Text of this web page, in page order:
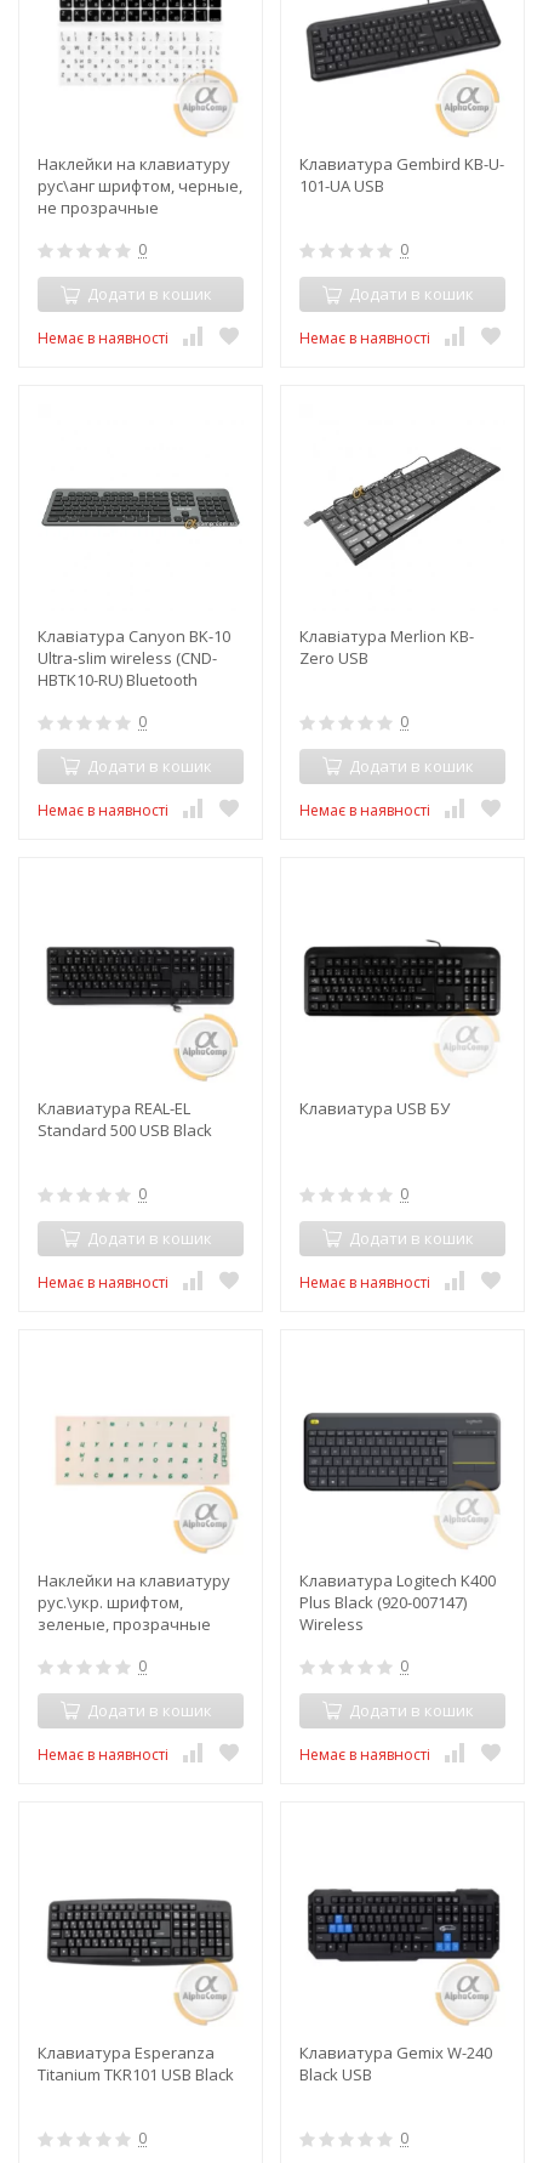
Наклейки на клавиатуру
рус\анг шрифтом, черные,
не прозрачные
0
Додати в кошик
Немає в наявності
Клавиатура Gembird KB-U-
101-UA USB
0
Додати в кошик
Немає в наявності
Клавіатура Canyon BK-10
Ultra-slim wireless (CND-
HBTK10-RU) Bluetooth
0
Додати в кошик
Немає в наявності
Клавіатура Merlion KB-
Zero USB
0
Додати в кошик
Немає в наявності
Клавиатура REAL-EL
Standard 500 USB Black
0
Додати в кошик
Немає в наявності
Клавиатура USB БУ
0
Додати в кошик
Немає в наявності
Наклейки на клавиатуру
рус.\укр. шрифтом,
зеленые, прозрачные
0
Додати в кошик
Немає в наявності
Клавиатура Logitech K400
Plus Black (920-007147)
Wireless
0
Додати в кошик
Немає в наявності
Клавиатура Esperanza
Titanium TKR101 USB Black
0
Клавиатура Gemix W-240
Black USB
0